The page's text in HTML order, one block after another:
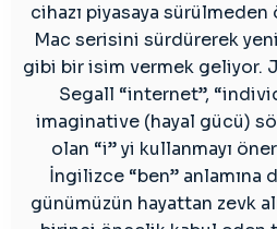
cihazı piyasaya sürülmeden
Mac serisini sürdürerek
gibi bir isim vermek geliyor.
Segall “internet”,
imaginative (hayal gücü)
olan “i” yi kullanmayı
İngilizce “ben” anlamına
günümüzün hayattan zevk